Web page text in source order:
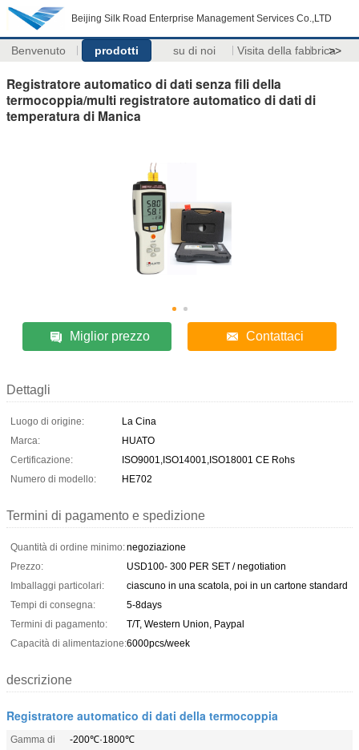
Beijing Silk Road Enterprise Management Services Co.,LTD
Benvenuto prodotti su di noi Visita della fabbrica>>
Registratore automatico di dati senza fili della
termocoppia/multi registratore automatico di dati di
temperatura di Manica
Miglior prezzo Contattaci
Dettagli
Luogo di origine:
La Cina
Marca:
HUATO
Certificazione:
ISO9001,ISO14001,ISO18001 CE Rohs
Numero di modello:
HE702
Termini di pagamento e spedizione
Quantità di ordine minimo:negoziazione
Prezzo:
USD100- 300 PER SET / negotiation
Imballaggi particolari:
ciascuno in una scatola, poi in un cartone standard
Tempi di consegna:
5-8days
Termini di pagamento:
T/T, Western Union, Paypal
Capacità di alimentazione:6000pcs/week
descrizione
Registratore automatico di dati della termocoppia
Gamma di
-200℃·1800℃